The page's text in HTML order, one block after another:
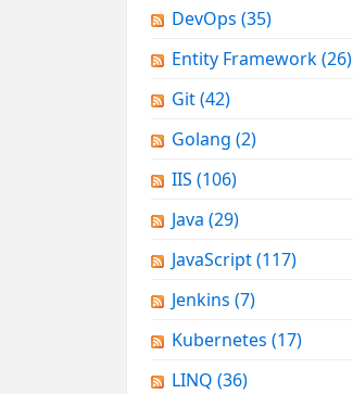
DevOps (35)
Entity Framework(26)
Git(42)
Golang (2)
IIS (106)
Java (29)
JavaScript(117)
Jenkins (7)
Kubernetes (17)
LINQ (36)